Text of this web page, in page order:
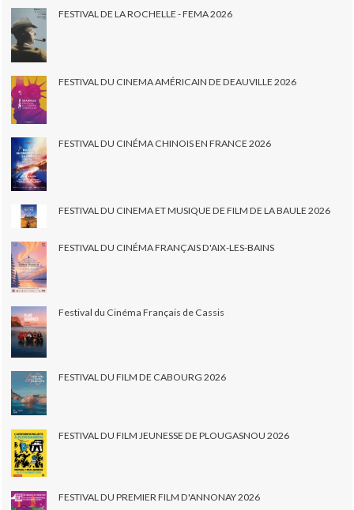
FESTIVAL DE LA ROCHELLE - FEMA 2026
FESTIVAL DU CINEMA AMÉRICAIN DE DEAUVILLE 2026
FESTIVAL DU CINÉMA CHINOIS EN FRANCE 2026
FESTIVAL DU CINEMA ET MUSIQUE DE FILM DE LA BAULE 2026
FESTIVAL DU CINÉMA FRANÇAIS D'AIX-LES-BAINS
Festival du Cinéma Français de Cassis
FESTIVAL DU FILM DE CABOURG 2026
FESTIVAL DU FILM JEUNESSE DE PLOUGASNOU 2026
FESTIVAL DU PREMIER FILM D'ANNONAY 2026